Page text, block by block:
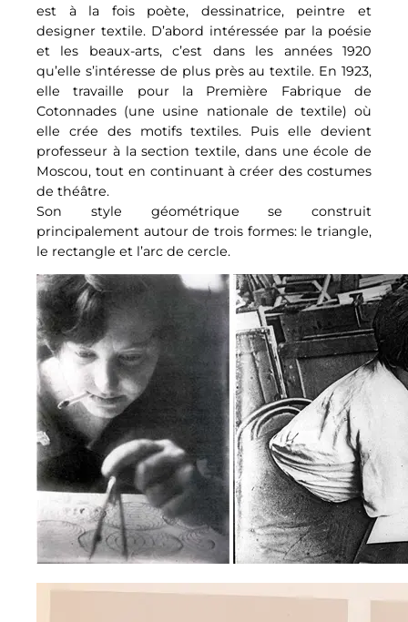
est à la fois poète, dessinatrice, peintre et
designer textile. D’abord intéressée par la poésie
et les beaux-arts, c’est dans les années 1920
qu’elle s’intéresse de plus près au textile. En 1923,
elle travaille pour la Première Fabrique de
Cotonnades (une usine nationale de textile) où
elle crée des motifs textiles. Puis elle devient
professeur à la section textile, dans une école de
Moscou, tout en continuant à créer des costumes
de théâtre.
Son style géométrique se construit
principalement autour de trois formes: le triangle,
le rectangle et l’arc de cercle.